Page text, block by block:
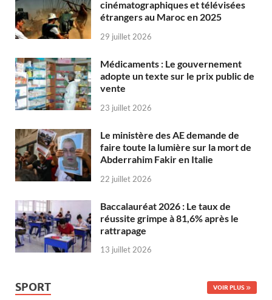
cinématographiques et télévisées
étrangers au Maroc en 2025
29 juillet 2026
Médicaments : Le gouvernement
adopte un texte sur le prix public de
vente
23 juillet 2026
Le ministère des AE demande de
faire toute la lumière sur la mort de
Abderrahim Fakir en Italie
22 juillet 2026
Baccalauréat 2026 : Le taux de
réussite grimpe à 81,6% après le
rattrapage
13 juillet 2026
SPORT VOIR PLUS